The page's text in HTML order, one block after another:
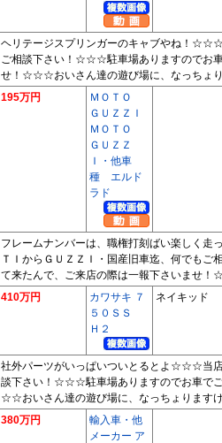
ヘリテージスプリンガーのキャブやね！☆☆☆
ご相談下さい！☆☆☆駐車場ありますのでお
せ！☆☆☆おいさん達の遊び場に、なっちょ
195万円
ＭＯＴＯ
ＧＵＺＺＩ
ＭＯＴＯ
ＧＵＺＺ
Ｉ・他車
種 エルド
ラド
フレームナンバーは、職権打刻ばい楽しく
ＴＩからＧＵＺＺＩ・国産旧車迄、何でも
て来たんで、ご来店の際は一報下さいませ
410万円
カワサキ ７
５０ＳＳ
Ｈ２
ネイキッド
社外パーツがいっぱいついとるとよ☆☆☆当店
談下さい！☆☆☆駐車場ありますのでお車で
☆☆おいさん達の遊び場に、なっちょりま
380万円
輸入車・他
メーカー ア